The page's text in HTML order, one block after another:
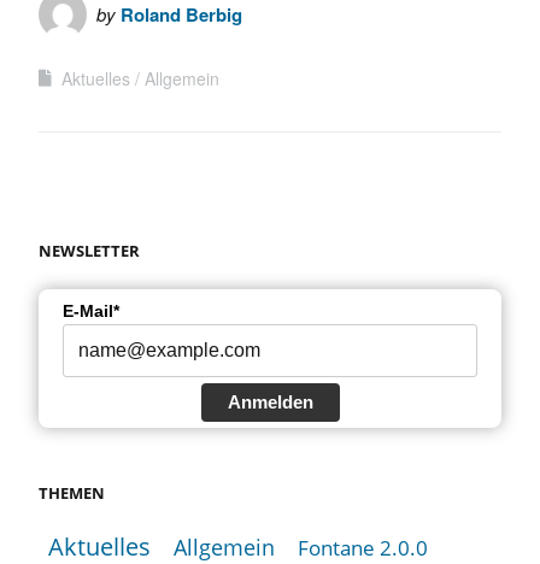
by Roland Berbig
Aktuelles Allgemein
NEWSLETTER
E-Mail*
Anmelden
THEMEN
Aktuelles Allgemein Fontane 2.0.0